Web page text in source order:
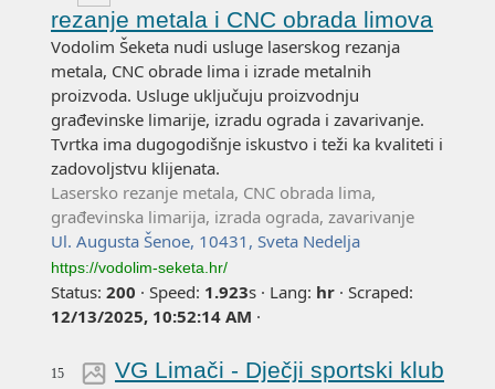
rezanje metala i CNC obrada limova
Vodolim Šeketa nudi usluge laserskog rezanja
metala, CNC obrade lima i izrade metalnih
proizvoda. Usluge uključuju proizvodnju
građevinske limarije, izradu ograda i zavarivanje.
Tvrtka ima dugogodišnje iskustvo i teži ka kvaliteti i
zadovoljstvu klijenata.
Lasersko rezanje metala, CNC obrada lima,
građevinska limarija, izrada ograda, zavarivanje
Ul. Augusta Šenoe, 10431, Sveta Nedelja
https://vodolim-seketa.hr/
Status: 200 · Speed: 1.923s · Lang: hr · Scraped:
12/13/2025, 10:52:14 AM ·
15 VG Limači - Dječji sportski klub